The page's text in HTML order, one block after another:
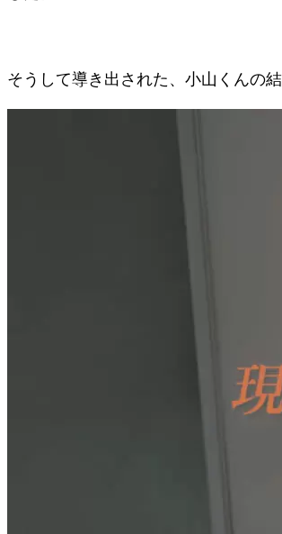
そうして導き出された、小山くんの結